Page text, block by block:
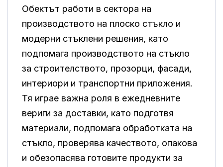
Обектът работи в сектора на
производството на плоско стъкло и
модерни стъклени решения, като
подпомага производството на стъкло
за строителството, прозорци, фасади,
интериори и транспортни приложения.
Тя играе важна роля в ежедневните
вериги за доставки, като подготвя
материали, подпомага обработката на
стъкло, проверява качеството, опакова
и обезопасява готовите продукти за